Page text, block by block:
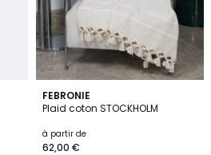
FEBRONIE
Plaid coton STOCKHOLM
à partir de
62,00 €